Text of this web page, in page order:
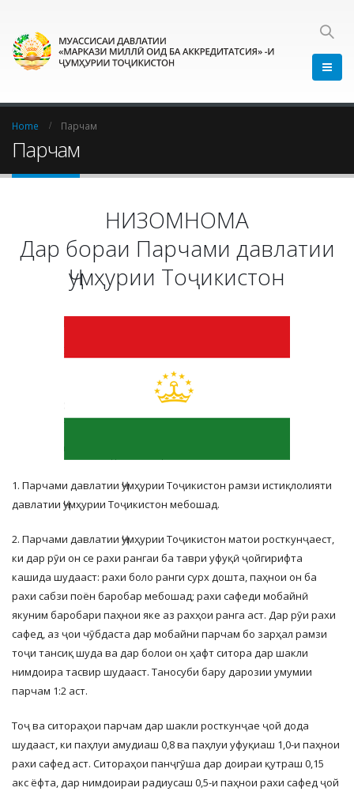
Home Парчам
Парчам
НИЗОМНОМА
Дар бораи Парчами давлатии
Ҷумҳурии Тоҷикистон
1. Парчами давлатии Ҷумҳурии Тоҷикистон рамзи истиқлолияти
давлатии Ҷумҳурии Тоҷикистон мебошад.
2. Парчами давлатии Ҷумҳурии Тоҷикистон матои росткунҷаест,
ки дар рӯи он се рахи рангаи ба таври уфуқӣ ҷойгирифта
кашида шудааст: рахи боло ранги сурх дошта, паҳнои он ба
рахи сабзи поён баробар мебошад; рахи сафеди мобайнӣ
якуним баробари паҳнои яке аз рахҳои ранга аст. Дар рӯи рахи
сафед, аз ҷои чӯбдаста дар мобайни парчам бо зарҳал рамзи
тоҷи тансиқ шуда ва дар болои он ҳафт ситора дар шакли
нимдоира тасвир шудааст. Таносуби бару дарозии умумии
парчам 1:2 аст.
Тоҷ ва ситораҳои парчам дар шакли росткунҷае ҷой дода
шудааст, ки паҳлуи амудиаш 0,8 ва паҳлуи уфуқиаш 1,0-и паҳнои
рахи сафед аст. Ситораҳои панҷгӯша дар доираи қутраш 0,15
акс ёфта, дар нимдоираи радиусаш 0,5-и паҳнои рахи сафед ҷой